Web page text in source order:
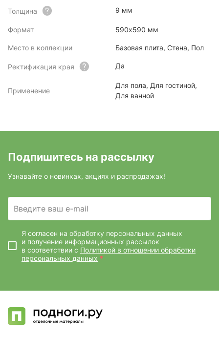
Толщина 9 мм
Формат 590х590 мм
Место в коллекции Базовая плита, Стена, Пол
Ректификация края Да
Применение
Для пола, Для гостиной,
Для ванной
Подпишитесь на рассылку
Узнавайте о новинках, акциях и распродажах!
Введите ваш e-mail
Я согласен на обработку персональных данных
и получение информационных рассылок
в соответствии с Политикой в отношении обработки
персональных данных *